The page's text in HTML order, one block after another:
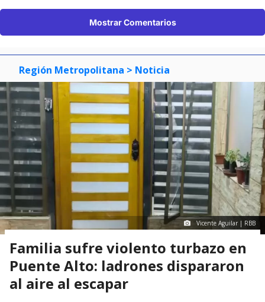
Mostrar Comentarios
Región Metropolitana > Noticia
Vicente Aguilar | RBB
Familia sufre violento turbazo en
Puente Alto: ladrones dispararon
al aire al escapar